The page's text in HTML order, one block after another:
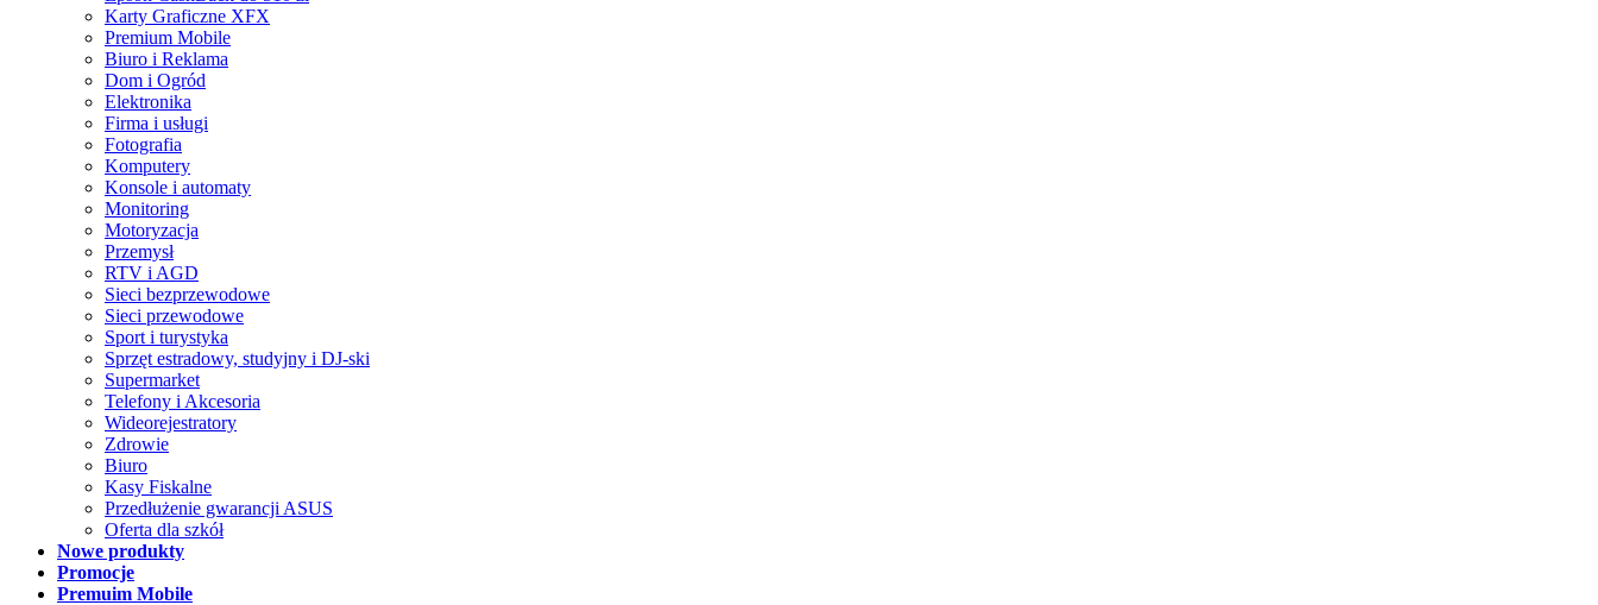
Karty Graficzne XFX
Premium Mobile
Biuro i Reklama
Dom i Ogród
Elektronika
Firma i usługi
Fotografia
Komputery
Konsole i automaty
Monitoring
Motoryzacja
Przemysł
RTV i AGD
Sieci bezprzewodowe
Sieci przewodowe
Sport i turystyka
Sprzęt estradowy, studyjny i DJ-ski
Supermarket
Telefony i Akcesoria
Wideorejestratory
Zdrowie
Biuro
Kasy Fiskalne
Przedłużenie gwarancji ASUS
Oferta dla szkół
Nowe produkty
Promocje
Premuim Mobile